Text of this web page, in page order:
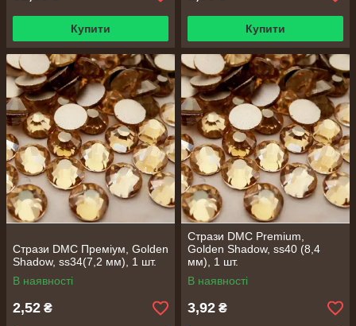
Купити Купити
Стрази DMC Преміум, Golden
Shadow, ss34(7,2 мм), 1 шт.
В наявності
2,52 ₴
Стрази DMC Premium,
Golden Shadow, ss40 (8,4
мм), 1 шт.
В наявності
3,92 ₴